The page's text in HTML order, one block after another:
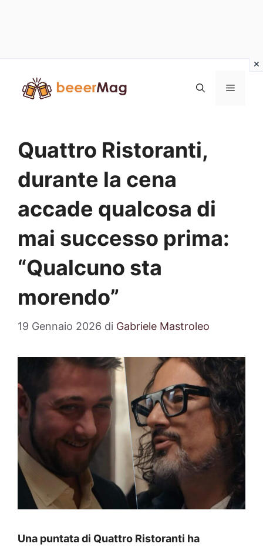
contenuto
Menu
Quattro Ristoranti,
durante la cena
accade qualcosa di
mai successo prima:
“Qualcuno sta
morendo”
19 Gennaio 2026 di Gabriele Mastroleo
Una puntata di Quattro Ristoranti ha